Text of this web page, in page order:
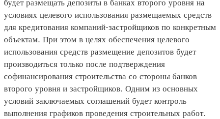
условиях целевого использования размещаемых средств
для кредитования компаний-застройщиков по конкретным
объектам. При этом в целях обеспечения целевого
использования средств размещение депозитов будет
производиться только после подтверждения
софинансирования строительства со стороны банков
второго уровня и застройщиков. Одним из основных
условий заключаемых соглашений будет контроль
выполнения графиков проведения строительных работ.